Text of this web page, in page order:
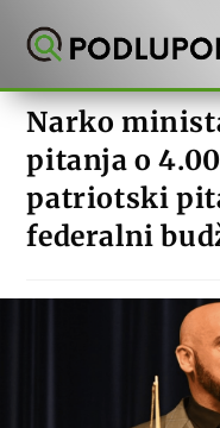
Narko
pitanja o
patriotski
federalni